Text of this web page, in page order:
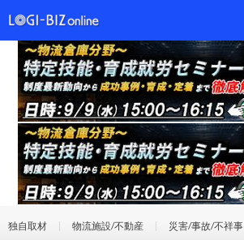
独自取材 物流施設/不動産 災害/事故/不祥事